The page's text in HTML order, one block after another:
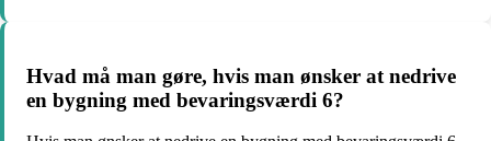
Hvad må man gøre, hvis man ønsker at nedrive
en bygning med bevaringsværdi 6?